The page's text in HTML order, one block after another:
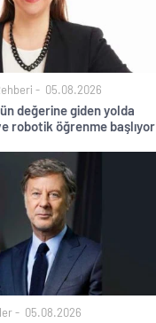
05.08.2026
değerine giden yolda
robotik öğrenme başlıyor
05.08.2026